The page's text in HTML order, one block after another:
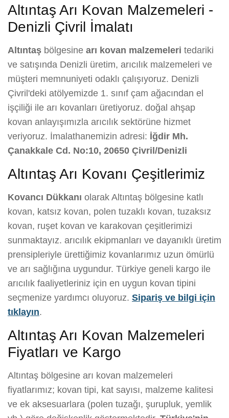
Altıntaş Arı Kovan Malzemeleri -
Denizli Çivril İmalatı
Altıntaş bölgesine arı kovan malzemeleri tedariki
ve satışında Denizli üretim, arıcılık malzemeleri ve
müşteri memnuniyeti odaklı çalışıyoruz. Denizli
Çivril'deki atölyemizde 1. sınıf çam ağacından el
işçiliği ile arı kovanları üretiyoruz. doğal ahşap
kovan anlayışımızla arıcılık sektörüne hizmet
veriyoruz. İmalathanemizin adresi: İğdir Mh.
Çanakkale Cd. No:10, 20650 Çivril/Denizli
Altıntaş Arı Kovanı Çeşitlerimiz
Kovancı Dükkanı olarak Altıntaş bölgesine katlı
kovan, katsız kovan, polen tuzaklı kovan, tuzaksız
kovan, ruşet kovan ve karakovan çeşitlerimizi
sunmaktayız. arıcılık ekipmanları ve dayanıklı üretim
prensipleriyle ürettiğimiz kovanlarımız uzun ömürlü
ve arı sağlığına uygundur. Türkiye geneli kargo ile
arıcılık faaliyetleriniz için en uygun kovan tipini
seçmenize yardımcı oluyoruz. Sipariş ve bilgi için
tıklayın.
Altıntaş Arı Kovan Malzemeleri
Fiyatları ve Kargo
Altıntaş bölgesine arı kovan malzemeleri
fiyatlarımız; kovan tipi, kat sayısı, malzeme kalitesi
ve ek aksesuarlara (polen tuzağı, şurupluk, yemlik